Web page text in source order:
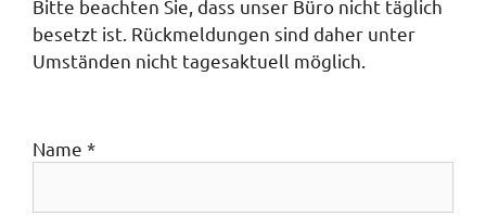
Bitte beachten Sie, dass unser Büro nicht täglich
besetzt ist. Rückmeldungen sind daher unter
Umständen nicht tagesaktuell möglich.
Name *